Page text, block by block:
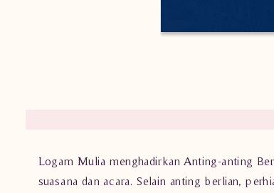
Logam Mulia menghadirkan Anting-anting
suasana dan acara. Selain anting berlian,